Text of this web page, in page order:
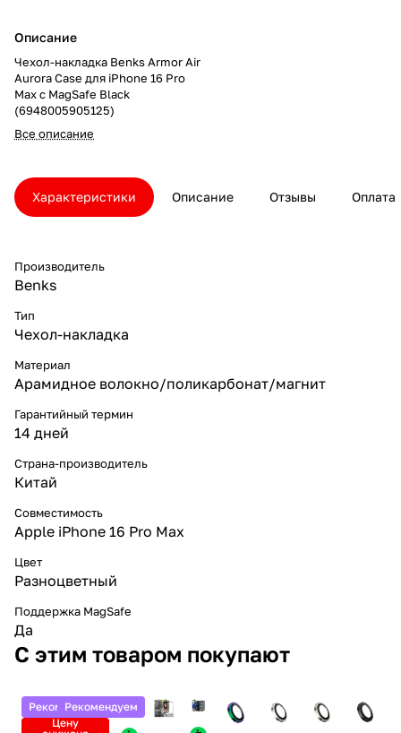
Описание
Чехол-накладка Benks Armor Air
Aurora Case для iPhone 16 Pro
Max с MagSafe Black
(6948005905125)
Все описание
Характеристики Описание Отзывы Оплата
Производитель
Benks
Тип
Чехол-накладка
Материал
Арамидное волокно/поликарбонат/магнит
Гарантийный термин
14 дней
Страна-производитель
Китай
Совместимость
Apple iPhone 16 Pro Max
Цвет
Разноцветный
Поддержка MagSafe
Да
С этим товаром покупают
Рекомендуем
Цену
Рекомендуем